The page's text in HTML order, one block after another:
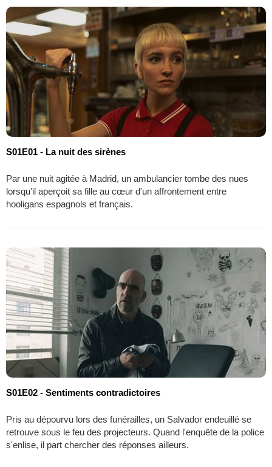
S01E01 - La nuit des sirènes
Par une nuit agitée à Madrid, un ambulancier tombe des nues
lorsqu'il aperçoit sa fille au cœur d'un affrontement entre
hooligans espagnols et français.
S01E02 - Sentiments contradictoires
Pris au dépourvu lors des funérailles, un Salvador endeuillé se
retrouve sous le feu des projecteurs. Quand l'enquête de la police
s'enlise, il part chercher des réponses ailleurs.